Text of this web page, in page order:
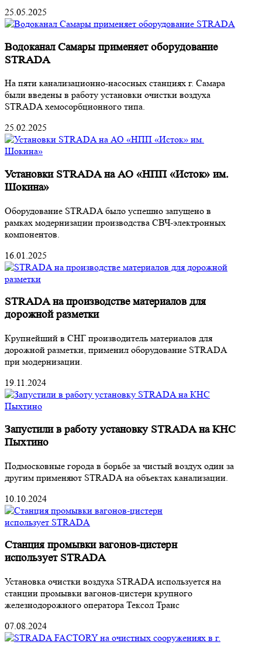
25.05.2025
Водоканал Самары применяет оборудование
STRADA
На пяти канализационно-насосных станциях г. Самара
были введены в работу установки очистки воздуха
STRADA хемосорбционного типа.
25.02.2025
Установки STRADA на АО «НПП «Исток» им.
Шокина»
Оборудование STRADA было успешно запущено в
рамках модернизации производства СВЧ-электронных
компонентов.
16.01.2025
STRADA на производстве материалов для
дорожной разметки
Крупнейший в СНГ производитель материалов для
дорожной разметки, применил оборудование STRADA
при модернизации.
19.11.2024
Запустили в работу установку STRADA на КНС
Пыхтино
Подмосковные города в борьбе за чистый воздух один за
другим применяют STRADA на объектах канализации.
10.10.2024
Станция промывки вагонов-цистерн
использует STRADA
Установка очистки воздуха STRADA используется на
станции промывки вагонов-цистерн крупного
железнодорожного оператора Тексол Транс
07.08.2024